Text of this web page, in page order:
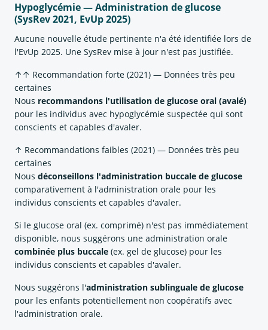
Hypoglycémie — Administration de glucose
(SysRev 2021, EvUp 2025)
Aucune nouvelle étude pertinente n'a été identifiée lors de
l'EvUp 2025. Une SysRev mise à jour n'est pas justifiée.
↑↑ Recommandation forte (2021) — Données très peu
certaines
Nous recommandons l'utilisation de glucose oral (avalé)
pour les individus avec hypoglycémie suspectée qui sont
conscients et capables d'avaler.
↑ Recommandations faibles (2021) — Données très peu
certaines
Nous déconseillons l'administration buccale de glucose
comparativement à l'administration orale pour les
individus conscients et capables d'avaler.
Si le glucose oral (ex. comprimé) n'est pas immédiatement
disponible, nous suggérons une administration orale
combinée plus buccale (ex. gel de glucose) pour les
individus conscients et capables d'avaler.
Nous suggérons l'administration sublinguale de glucose
pour les enfants potentiellement non coopératifs avec
l'administration orale.